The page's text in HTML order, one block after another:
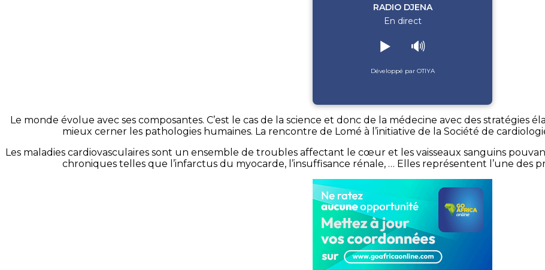
RADIO DJENA
En direct
▶️ 🔊
Développé par OTIYA
Le monde évolue avec ses composantes. C’est le cas de la science et donc de la médecine avec des stratégies
mieux cerner les pathologies humaines. La rencontre de Lomé à l’initiative de la Société de
Les maladies cardiovasculaires sont un ensemble de troubles affectant le cœur et les vaisseaux sanguins
chroniques telles que l’infarctus du myocarde, l’insuffisance rénale, … Elles représentent l’une des